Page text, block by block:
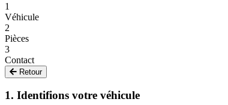
1
Véhicule
2
Pièces
3
Contact
Retour
1. Identifions votre véhicule